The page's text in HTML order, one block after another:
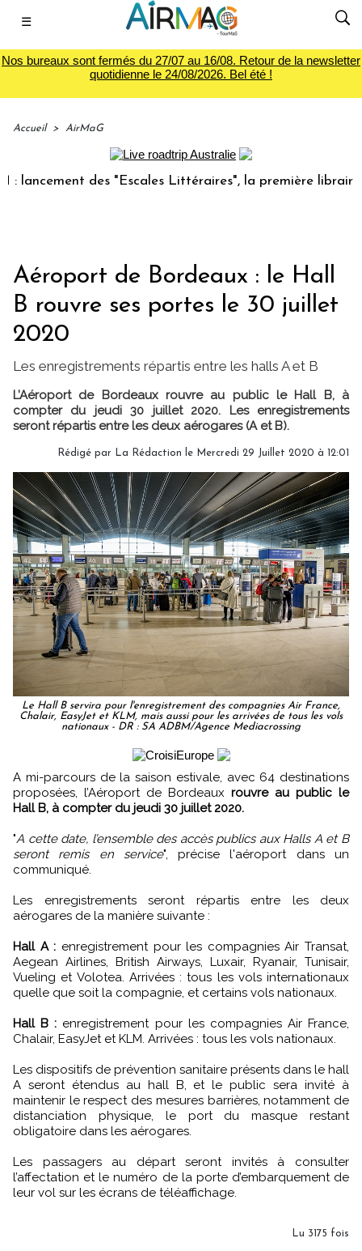
☰
Nos bureaux sont fermés du 27/07 au 16/08. Retour de la newsletter
quotidienne le 24/08/2026. Bel été !
Accueil > AirMaG
des "Escales Littéraires", la première librairie du
Aéroport de Bordeaux : le Hall
B rouvre ses portes le 30 juillet
2020
Les enregistrements répartis entre les halls A et B
L’Aéroport de Bordeaux rouvre au public le Hall B, à
compter du jeudi 30 juillet 2020. Les enregistrements
seront répartis entre les deux aérogares (A et B).
Rédigé par La Rédaction le Mercredi 29 Juillet 2020 à 12:01
Le Hall B servira pour l'enregistrement des compagnies Air France,
Chalair, EasyJet et KLM, mais aussi pour les arrivées de tous les vols
nationaux - DR : SA ADBM/Agence Mediacrossing
A mi-parcours de la saison estivale, avec 64 destinations
proposées, l’Aéroport de Bordeaux rouvre au public le
Hall B, à compter du jeudi 30 juillet 2020.
"A cette date, l’ensemble des accès publics aux Halls A et B
seront remis en service", précise l'aéroport dans un
communiqué.
Les enregistrements seront répartis entre les deux
aérogares de la manière suivante :
Hall A : enregistrement pour les compagnies Air Transat,
Aegean Airlines, British Airways, Luxair, Ryanair, Tunisair,
Vueling et Volotea. Arrivées : tous les vols internationaux
quelle que soit la compagnie, et certains vols nationaux.
Hall B : enregistrement pour les compagnies Air France,
Chalair, EasyJet et KLM. Arrivées : tous les vols nationaux.
Les dispositifs de prévention sanitaire présents dans le hall
A seront étendus au hall B, et le public sera invité à
maintenir le respect des mesures barrières, notamment de
distanciation physique, le port du masque restant
obligatoire dans les aérogares.
Les passagers au départ seront invités à consulter
l’affectation et le numéro de la porte d’embarquement de
leur vol sur les écrans de téléaffichage.
Lu 3175 fois